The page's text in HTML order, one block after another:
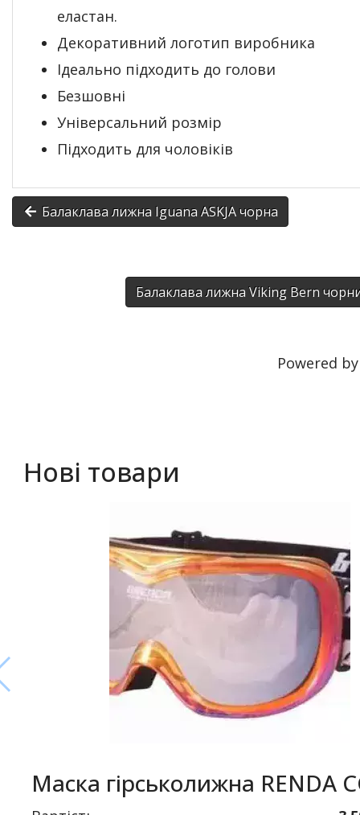
еластан.
Декоративний логотип виробника
Ідеально підходить до голови
Безшовні
Універсальний розмір
Підходить для чоловіків
Балаклава лижна Iguana ASKJA чорна
Балаклава лижна Viking Bern
Powered
Нові товари
Маска гірськолижна RENDA